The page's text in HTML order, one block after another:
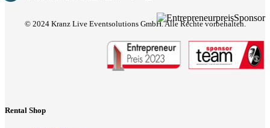
© 2024 Kranz Live Eventsolutions GmbH. Alle Rechte vorbehalten.
Rental Shop